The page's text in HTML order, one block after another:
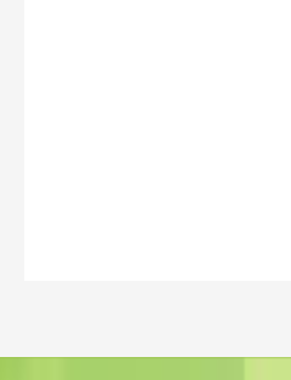
manuell